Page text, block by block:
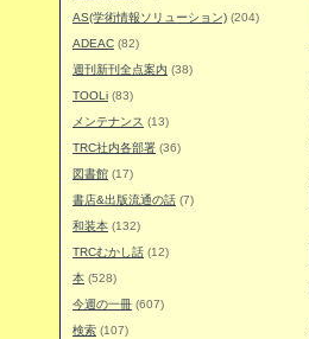
AS(学術情報ソリューション) (204)
ADEAC (82)
週刊新刊全点案内 (38)
TOOLi (83)
メンテナンス (13)
TRC社内各部署 (36)
図書館 (17)
書店&出版流通の話 (7)
和装本 (132)
TRCむかし話 (12)
本 (528)
今週の一冊 (607)
検索 (107)